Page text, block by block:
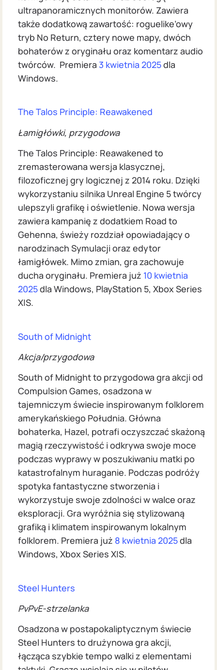
ultrapanoramicznych monitorów. Zawiera
także dodatkową zawartość: roguelike’owy
tryb No Return, cztery nowe mapy, dwóch
bohaterów z oryginału oraz komentarz audio
twórców. Premiera 3 kwietnia 2025dla
Windows.
The Talos Principle: Reawakened
Łamigłówki, przygodowa
The Talos Principle: Reawakened to
zremasterowana wersja klasycznej,
filozoficznej gry logicznej z 2014 roku. Dzięki
wykorzystaniu silnika Unreal Engine 5 twórcy
ulepszyli grafikę i oświetlenie. Nowa wersja
zawiera kampanię z dodatkiem Road to
Gehenna, świeży rozdział opowiadający o
narodzinach Symulacji oraz edytor
łamigłówek. Mimo zmian, gra zachowuje
ducha oryginału. Premiera już 10 kwietnia
2025dla Windows, PlayStation 5, Xbox Series
X|S.
South of Midnight
Akcja/przygodowa
South of Midnight to przygodowa gra akcji od
Compulsion Games, osadzona w
tajemniczym świecie inspirowanym folklorem
amerykańskiego Południa. Główna
bohaterka, Hazel, potrafi oczyszczać skażoną
magią rzeczywistość i odkrywa swoje moce
podczas wyprawy w poszukiwaniu matki po
katastrofalnym huraganie. Podczas podróży
spotyka fantastyczne stworzenia i
wykorzystuje swoje zdolności w walce oraz
eksploracji. Gra wyróżnia się stylizowaną
grafiką i klimatem inspirowanym lokalnym
folklorem. Premiera już 8 kwietnia 2025dla
Windows, Xbox Series X|S.
Steel Hunters
PvPvE-strzelanka
Osadzona w postapokaliptycznym świecie
Steel Hunters to drużynowa gra akcji,
łącząca szybkie tempo walki z elementami